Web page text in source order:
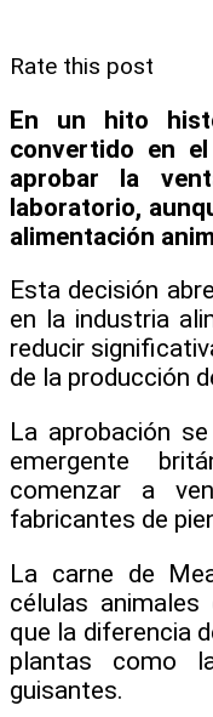
Rate this post
En un hito
convertido en
aprobar la
laboratorio,
alimentación
Esta decisión
en la industria
reducir
de la producción
La aprobación
emergente
comenzar a
fabricantes de
La carne de
células
que la diferencia
plantas como
guisantes.